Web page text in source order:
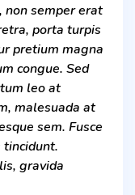
semper erat
porta turpis
pretium magna
congue. Sed
leo at
malesuada at
sem. Fusce
gravida